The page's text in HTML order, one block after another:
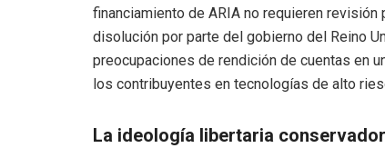
financiamiento de ARIA no requieren
disolución por parte del gobierno del Reino
preocupaciones de rendición de cuentas en
los contribuyentes en tecnologías de alto
La ideología libertaria